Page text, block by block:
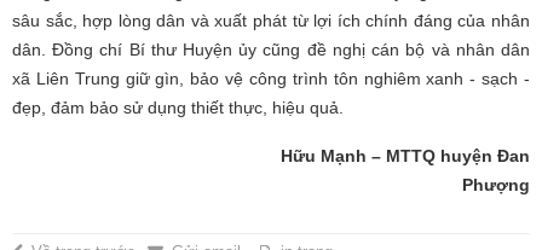
sâu sắc, hợp lòng dân và xuất phát từ lợi ích chính đáng của nhân
dân. Đồng chí Bí thư Huyện ủy cũng đề nghị cán bộ và nhân dân
xã Liên Trung giữ gìn, bảo vệ công trình tôn nghiêm xanh - sạch -
đẹp, đảm bảo sử dụng thiết thực, hiệu quả.
Hữu Mạnh – MTTQ huyện Đan
Phượng